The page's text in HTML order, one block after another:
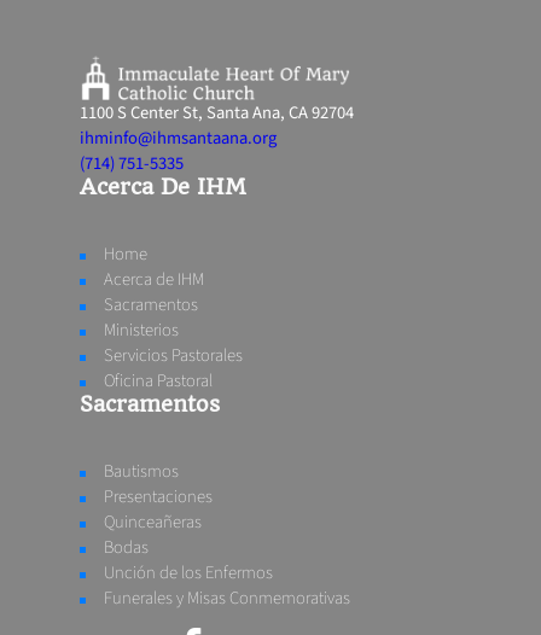
1100 S Center St, Santa Ana, CA 92704
ihminfo@ihmsantaana.org
(714) 751-5335
Acerca De IHM
Home
Acerca de IHM
Sacramentos
Ministerios
Servicios Pastorales
Oficina Pastoral
Sacramentos
Bautismos
Presentaciones
Quinceañeras
Bodas
Unción de los Enfermos
Funerales y Misas Conmemorativas